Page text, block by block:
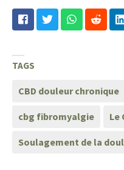
TAGS
CBD douleur chronique
cbg fibromyalgie Le
Soulagement de la